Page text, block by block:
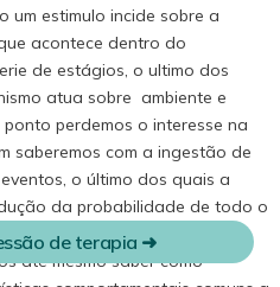
um estimulo incide sobre a
acontece dentro do
de estágios, o ultimo dos
atua sobre ambiente e
perdemos o interesse na
saberemos com a ingestão de
o último dos quais a
da probabilidade de todo o
com alimento
até mesmo saber como
de terapia ➜